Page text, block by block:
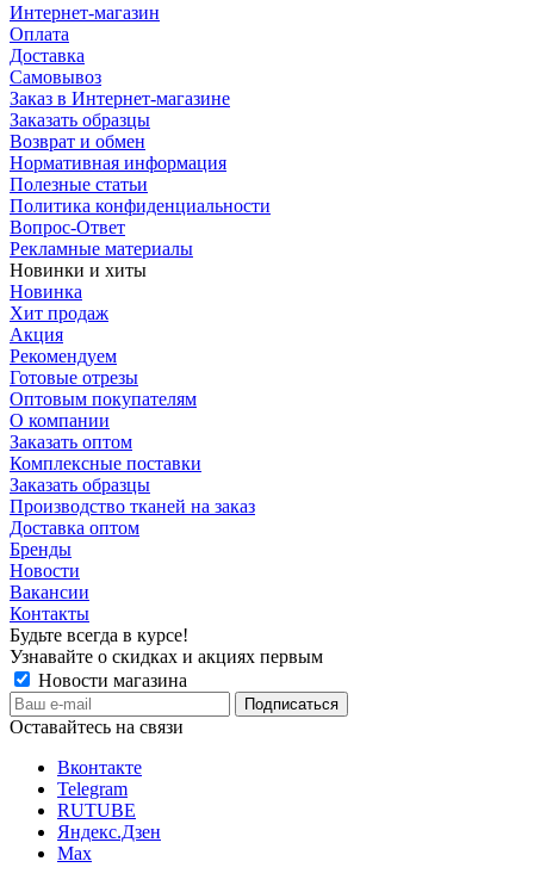
Интернет-магазин
Оплата
Доставка
Самовывоз
Заказ в Интернет-магазине
Заказать образцы
Возврат и обмен
Нормативная информация
Полезные статьи
Политика конфиденциальности
Вопрос-Ответ
Рекламные материалы
Новинки и хиты
Новинка
Хит продаж
Акция
Рекомендуем
Готовые отрезы
Оптовым покупателям
О компании
Заказать оптом
Комплексные поставки
Заказать образцы
Производство тканей на заказ
Доставка оптом
Бренды
Новости
Вакансии
Контакты
Будьте всегда в курсе!
Узнавайте о скидках и акциях первым
Новости магазина
Оставайтесь на связи
Вконтакте
Telegram
RUTUBE
Яндекс.Дзен
Max